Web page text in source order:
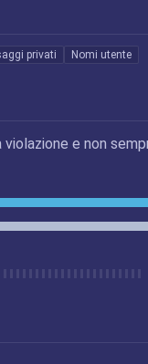
privati Nomi utente
e non